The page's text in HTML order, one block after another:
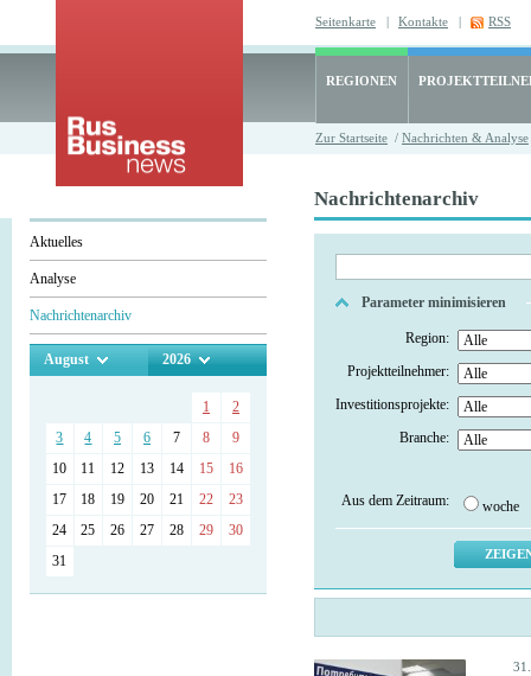
Seitenkarte | Kontakte | RSS
REGIONEN
Zur Startseite / Nachrichten & Analyse
Aktuelles
Analyse
Nachrichtenarchiv
August 2026
1
2
3
4 5 6 7 8
9
10
11 12 13 14 15
16
17
18 19 20 21 22
23
24
25 26 27 28 29
30
31
Nachrichtenarchiv
Parameter minimisieren
Region:
Projektteilnehmer:
Investitionsprojekte:
Branche:
Aus dem Zeitraum: woche